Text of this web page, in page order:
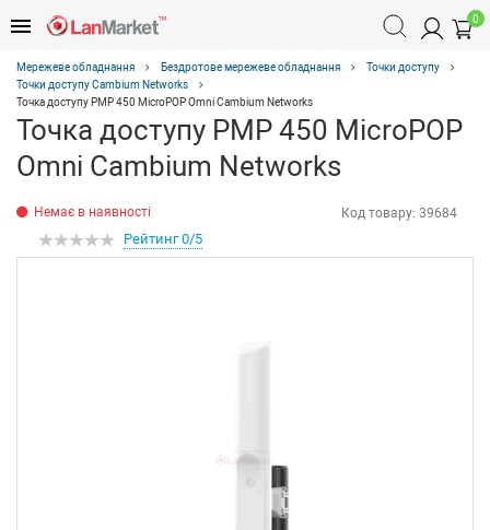
0
Мережеве обладнання Бездротове мережеве обладнання
Точки доступу
Точки доступу Cambium Networks
Точка доступу PMP 450 MicroPOP Omni Cambium Networks
Точка доступу PMP 450 MicroPOP
Omni Cambium Networks
Немає в наявності Код товару: 39684
Рейтинг 0/5